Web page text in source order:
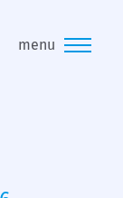
menu